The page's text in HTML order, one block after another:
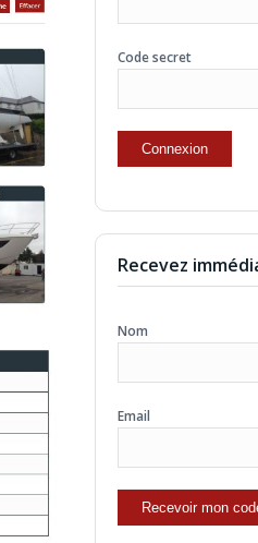
Code secret
Recevez
Nom
Email